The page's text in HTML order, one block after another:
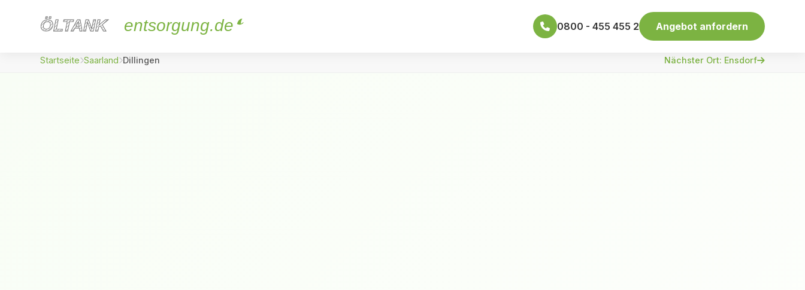
ÖLTANK
ÖLTANK entsorgung.de 0800 - 455 455 2 Angebot anfordern
Startseite Saarland Dillingen Nächster Ort: Ensdorf